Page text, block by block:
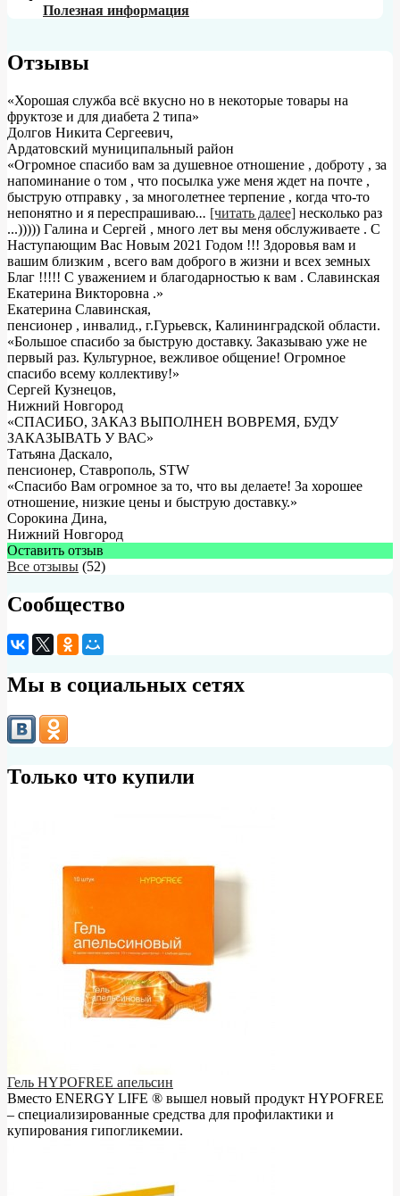
Полезная информация
Отзывы
«Хорошая служба всё вкусно но в некоторые товары на
фруктозе и для диабета 2 типа»
Долгов Никита Сергеевич,
Ардатовский муниципальный район
«Огромное спасибо вам за душевное отношение , доброту , за
напоминание о том , что посылка уже меня ждет на почте ,
быструю отправку , за многолетнее терпение , когда что-то
непонятно и я переспрашиваю... [читать далее] несколько раз
...))))) Галина и Сергей , много лет вы меня обслуживаете . С
Наступающим Вас Новым 2021 Годом !!! Здоровья вам и
вашим близким , всего вам доброго в жизни и всех земных
Благ !!!!! С уважением и благодарностью к вам . Славинская
Екатерина Викторовна .»
Екатерина Славинская,
пенсионер , инвалид., г.Гурьевск, Калининградской области.
«Большое спасибо за быструю доставку. Заказываю уже не
первый раз. Культурное, вежливое общение! Огромное
спасибо всему коллективу!»
Сергей Кузнецов,
Нижний Новгород
«СПАСИБО, ЗАКАЗ ВЫПОЛНЕН ВОВРЕМЯ, БУДУ
ЗАКАЗЫВАТЬ У ВАС»
Татьяна Даскало,
пенсионер, Ставрополь, STW
«Спасибо Вам огромное за то, что вы делаете! За хорошее
отношение, низкие цены и быструю доставку.»
Сорокина Дина,
Нижний Новгород
Оставить отзыв
Все отзывы (52)
Сообщество
Мы в социальных сетях
Только что купили
Гель HYPOFREE апельсин
Вместо ENERGY LIFE ® вышел новый продукт HYPOFREE
– cпециализированные средства для профилактики и
купирования гипогликемии.